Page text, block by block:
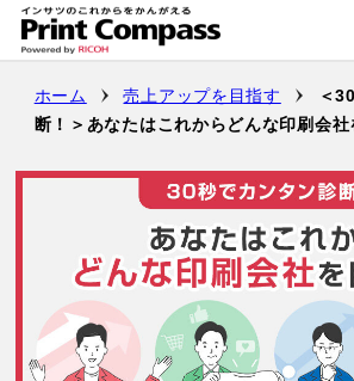
ホーム 売上アップを目指す
＜
断！＞あなたはこれからどんな印刷会社